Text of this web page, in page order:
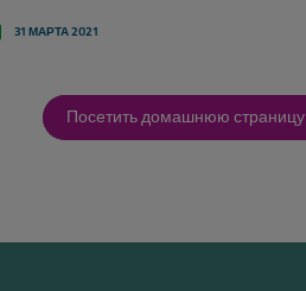
31 МАРТА 2021
Посетить домашнюю страницу